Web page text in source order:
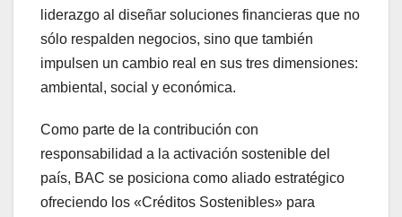
liderazgo al diseñar soluciones financieras que no
sólo respalden negocios, sino que también
impulsen un cambio real en sus tres dimensiones:
ambiental, social y económica.
Como parte de la contribución con
responsabilidad a la activación sostenible del
país, BAC se posiciona como aliado estratégico
ofreciendo los «Créditos Sostenibles» para